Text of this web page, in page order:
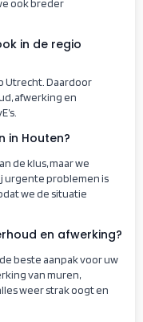
ook breder
in de regio
Utrecht. Daardoor
afwerking en
in Houten?
de klus, maar we
urgente problemen is
we de situatie
en afwerking?
beste aanpak voor uw
van muren,
weer strak oogt en